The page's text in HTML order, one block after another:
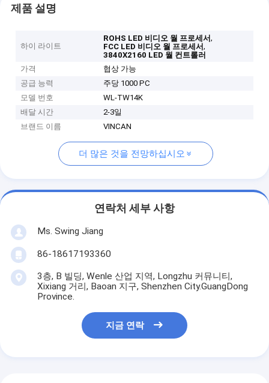
제품 설명
하이 라이트
ROHS LED 비디오 월 프로세서,
FCC LED 비디오 월 프로세서,
3840X2160 LED 월 컨트롤러
가격
협상 가능
공급 능력
주당 1000 PC
모델 번호
WL-TW14K
배달 시간
2-3일
브랜드 이름
VINCAN
더 많은 것을 전망하십시오
연락처 세부 사항
Ms. Swing Jiang
86-18617193360
3층, B 빌딩, Wenle 산업 지역, Longzhu 커뮤니티,
Xixiang 거리, Baoan 지구, Shenzhen City.GuangDong
Province.
지금 연락